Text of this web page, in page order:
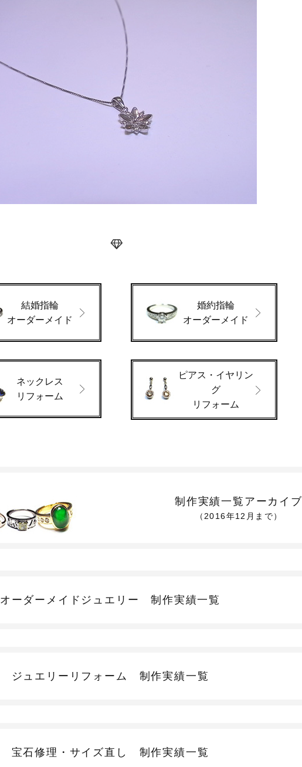
結婚指輪
オーダーメイド
婚約指輪
オーダーメイド
ネックレス
リフォーム
ピアス・イヤリン
グ
リフォーム
制作実績一覧アーカイブ
（2016年12月まで）
オーダーメイドジュエリー制作実績一覧
ジュエリーリフォーム 制作実績一覧
宝石修理・サイズ直し 制作実績一覧